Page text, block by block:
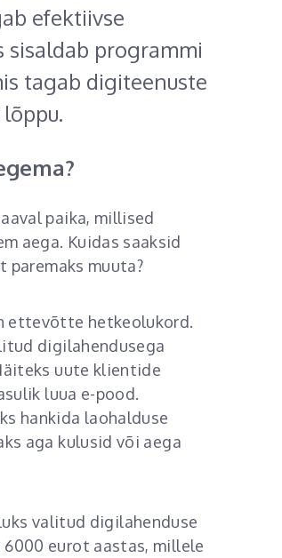
efektiivse
sisaldab programmi
tagab digiteenuste
paika, millised
aega. Kuidas saaksid
muuta?
ettevõtte hetkeolukord.
digilahendusega
uute klientide
luua e-pood.
hankida laohalduse
aga kulusid või aega
valitud digilahenduse
eurot aastas, millele